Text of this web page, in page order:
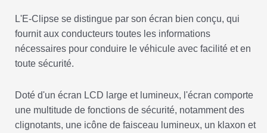
L'E-Clipse se distingue par son écran bien conçu, qui
fournit aux conducteurs toutes les informations
nécessaires pour conduire le véhicule avec facilité et en
toute sécurité.
Doté d'un écran LCD large et lumineux, l'écran comporte
une multitude de fonctions de sécurité, notamment des
clignotants, une icône de faisceau lumineux, un klaxon et